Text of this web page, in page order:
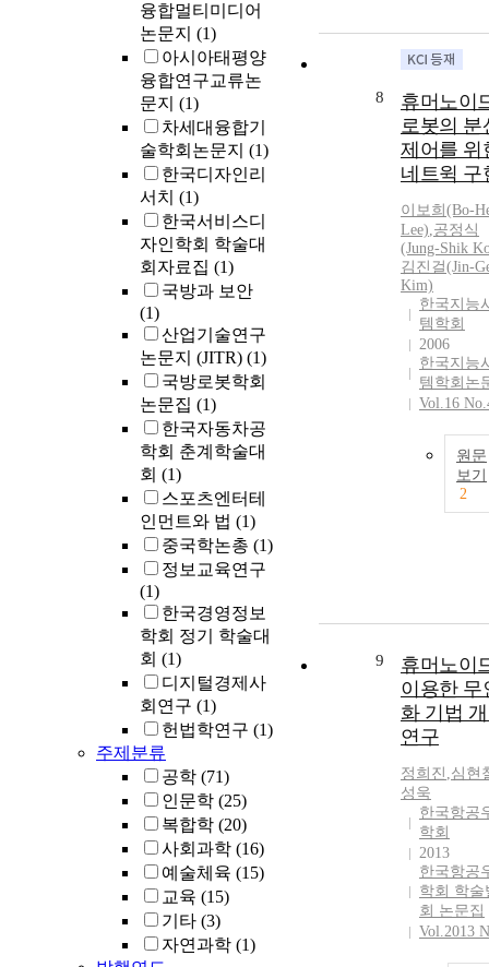
융합멀티미디어
논문지 (1)
아시아태평양
융합연구교류논
문지 (1)
차세대융합기
술학회논문지 (1)
한국디자인리
서치 (1)
한국서비스디
자인학회 학술대
회자료집 (1)
국방과 보안
(1)
산업기술연구
논문지 (JITR) (1)
국방로봇학회
논문집 (1)
한국자동차공
학회 춘계학술대
회 (1)
스포츠엔터테
인먼트와 법 (1)
중국학논총 (1)
정보교육연구
(1)
한국경영정보
학회 정기 학술대
회 (1)
디지털경제사
회연구 (1)
헌법학연구 (1)
주제분류
공학 (71)
인문학 (25)
복합학 (20)
사회과학 (16)
예술체육 (15)
교육 (15)
기타 (3)
자연과학 (1)
8
휴머노이
로봇의 분
제어를 위
네트윅 구
이보희(Bo-
Lee),공정식
(Jung-Shik
김진걸(Jin-
Kim)
한국지능
템학회
2006
한국지능
템학회논
Vol.16
원문
보기
2
9
휴머노이
이용한 무
화 기법
연구
정희진 ,심현
성욱
한국항공
학회
2013
한국항공
학회 학술
회 논문집
Vol.2013